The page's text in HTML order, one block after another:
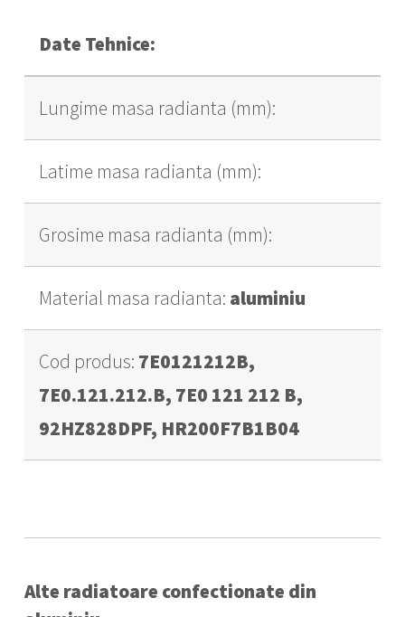
Date Tehnice:
Lungime masa radianta (mm):
Latime masa radianta (mm):
Grosime masa radianta (mm):
Material masa radianta: aluminiu
Cod produs: 7E0121212B,
7E0.121.212.B, 7E0 121 212 B,
92HZ828DPF, HR200F7B1B04
Alte radiatoare confectionate din